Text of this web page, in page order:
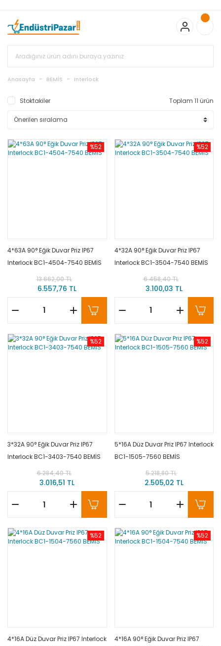
Bayonet J Tip Termokupul Ürünlerinde 50 Adet Alımlarda
Sepette Ekstra %5 İskonto...
50.000,00TL ve Üzeri EMKO Ürünleri
Alışverişlerinizde Sepette %5 EK İNDİRİM...
%15 İskonto... 50.000,00TL ve Üzeri GEMO Ürünleri
Alışverişlerinizde Sepette %3 EK İNDİRİM...
Standart Bayonet J Tip Termokupul Ürünlerinde 100 Adet
Anasayfa BEMİS Interlock
Stoktakiler Toplam 11 ürün
%52
4*63A 90° Eğik Duvar Priz IP67
Interlock BC1-4504-7540 BEMİS
13.662,00 TL
6.557,76 TL
%52
4*32A 90° Eğik Duvar Priz IP67
Interlock BC1-3504-7540 BEMİS
6.458,40 TL
3.100,03 TL
%52
3*32A 90° Eğik Duvar Priz IP67
Interlock BC1-3403-7540 BEMİS
6.284,40 TL
3.016,51 TL
%52
5*16A Düz Duvar Priz IP67 Interlock
BC1-1505-7560 BEMİS
5.218,80 TL
2.505,02 TL
%52
4*16A Düz Duvar Priz IP67 Interlock
%52
4*16A 90° Eğik Duvar Priz IP67